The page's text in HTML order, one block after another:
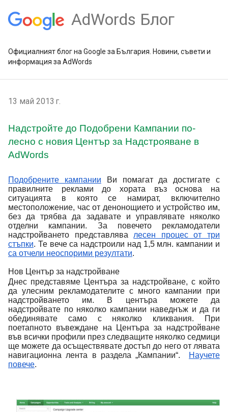
AdWords Блог
Официалният блог на Google за България. Новини, съвети и
информация за AdWords
13 май 2013 г.
Надстройте до Подобрени Кампании по-
лесно с новия Център за Надстрояване в
AdWords
Подобрените кампании Ви помагат да достигате с
правилните реклами до хората въз основа на
ситуацията в която се намират, включително
местоположение, час от денонощието и устройство им,
без да трябва да задавате и управлявате няколко
отделни кампании. За повечето рекламодатели
надстройването представлява лесен процес от три
стъпки. Те вече са надстроили над 1,5 млн. кампании и
са отчели неоспорими резултати.
Нов Център за надстройване
Днес представяме Центъра за надстройване, с който
да улесним рекламодателите с много кампании при
надстройването им. В центъра можете да
надстройвате по няколко кампании наведнъж и да ги
обединявате само с няколко кликвания. При
поетапното въвеждане на Центъра за надстройване
във всички профили през следващите няколко седмици
ще можете да осъществявате достъп до него от лявата
навигационна лента в раздела „Кампании“.
Научете
повече.